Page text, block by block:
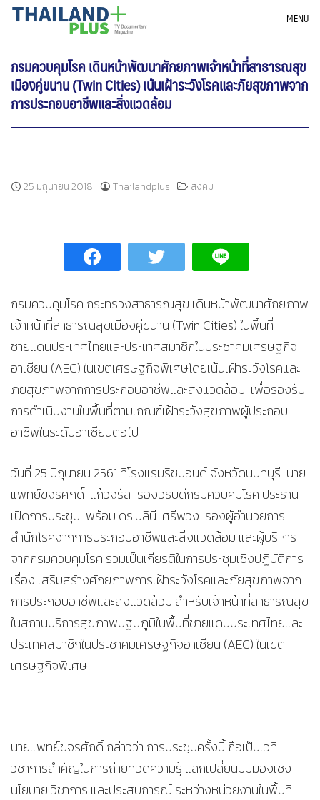
SkipTHAILANDPLUS NEWS MENU
กรมควบคุมโรค เดินหน้าพัฒนาศักยภาพเจ้าหน้าที่สาธารณสุข
เมืองคู่ขนาน (Twin Cities) เน้นเฝ้าระวังโรคและภัยสุขภาพจาก
การประกอบอาชีพและสิ่งแวดล้อม
25 มิถุนายน 2018 Thailandplus สังคม
กรมควบคุมโรค กระทรวงสาธารณสุข เดินหน้าพัฒนาศักยภาพ
เจ้าหน้าที่สาธารณสุขเมืองคู่ขนาน (Twin Cities) ในพื้นที่
ชายแดนประเทศไทยและประเทศสมาชิกในประชาคมเศรษฐกิจ
อาเซียน (AEC) ในเขตเศรษฐกิจพิเศษโดยเน้นเฝ้าระวังโรคและ
ภัยสุขภาพจากการประกอบอาชีพและสิ่งแวดล้อม เพื่อรองรับ
การดำเนินงานในพื้นที่ตามเกณฑ์เฝ้าระวังสุขภาพผู้ประกอบ
อาชีพในระดับอาเซียนต่อไป
วันที่ 25 มิถุนายน 2561 ที่โรงแรมริชมอนด์ จังหวัดนนทบุรี นาย
แพทย์ขจรศักดิ์ แก้วจรัส รองอธิบดีกรมควบคุมโรค ประธาน
เปิดการประชุม พร้อม ดร.นลินี ศรีพวง รองผู้อำนวยการ
สำนักโรคจากการประกอบอาชีพและสิ่งแวดล้อม และผู้บริหาร
จากกรมควบคุมโรค ร่วมเป็นเกียรติในการประชุมเชิงปฏิบัติการ
เรื่อง เสริมสร้างศักยภาพการเฝ้าระวังโรคและภัยสุขภาพจาก
การประกอบอาชีพและสิ่งแวดล้อม สำหรับเจ้าหน้าที่สาธารณสุข
ในสถานบริการสุขภาพปฐมภูมิในพื้นที่ชายแดนประเทศไทยและ
ประเทศสมาชิกในประชาคมเศรษฐกิจอาเซียน (AEC) ในเขต
เศรษฐกิจพิเศษ
นายแพทย์ขจรศักดิ์ กล่าวว่า การประชุมครั้งนี้ ถือเป็นเวที
วิชาการสำคัญในการถ่ายทอดความรู้ แลกเปลี่ยนมุมมองเชิง
นโยบาย วิชาการ และประสบการณ์ ระหว่างหน่วยงานในพื้นที่